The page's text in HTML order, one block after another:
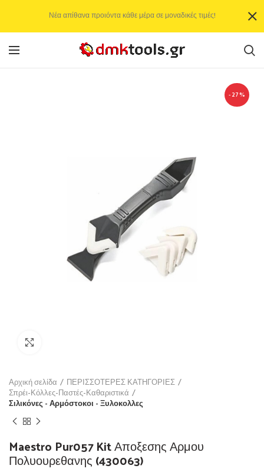
-27%
Αρχική σελίδα
ΠΕΡΙΣΣΟΤΕΡΕΣ ΚΑΤΗΓΟΡΙΕΣ
Σπρέι-Κόλλες-Παστές-Καθαριστικά
Σιλικόνες - Αρμόστοκοι - Ξυλοκολλες
Maestro Pur057 Kit Αποξεσης Αρμου
Πολυουρεθανης (430063)
Νέα απίθανα προιόντα κάθε μέρα σε μοναδικές τιμές!